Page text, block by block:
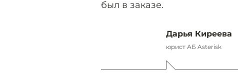
был в заказе.
Дарья Киреева
юрист АБ Asterisk